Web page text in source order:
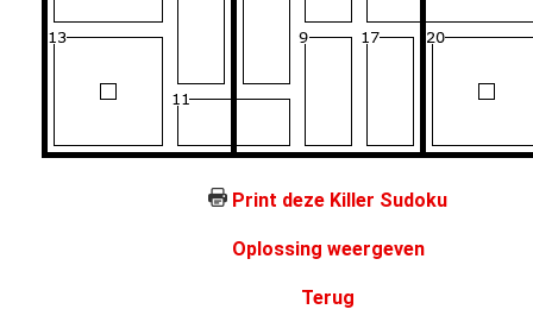
Print deze Killer Sudoku
Oplossing weergeven
Terug